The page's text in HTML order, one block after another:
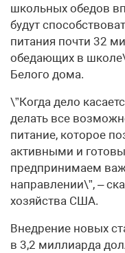
школьных обедов
будут
питания почти 32
обедающих в
Белого дома.
\”Когда дело
делать все
питание, которое
активными и
предпринимаем
направлении\”, –
хозяйства США.
Внедрение новых
в 3,2 миллиарда